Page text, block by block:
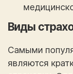
Виды
Самыми
являются